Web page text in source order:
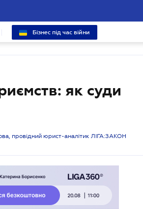
Бізнес під час війни
як суди
провідний юрист-аналітик ЛІГА:ЗАКОН